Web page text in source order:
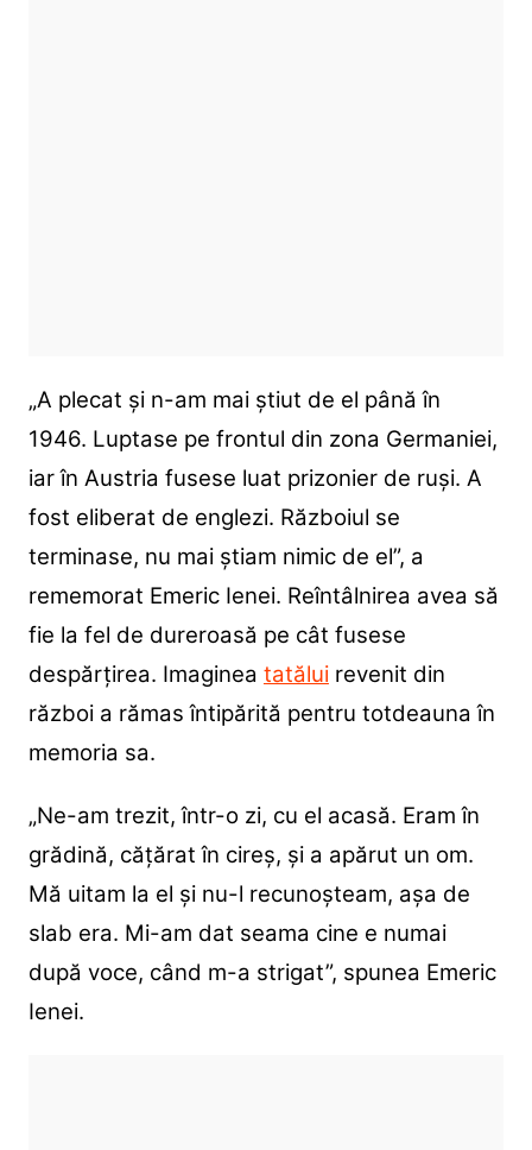
„A plecat şi n-am mai ştiut de el până în
1946. Luptase pe frontul din zona Germaniei,
iar în Austria fusese luat prizonier de ruşi. A
fost eliberat de englezi. Războiul se
terminase, nu mai ştiam nimic de el”, a
rememorat Emeric Ienei. Reîntâlnirea avea să
fie la fel de dureroasă pe cât fusese
despărțirea. Imaginea tatăluirevenit din
război a rămas întipărită pentru totdeauna în
memoria sa.
„Ne-am trezit, într-o zi, cu el acasă. Eram în
grădină, căţărat în cireş, şi a apărut un om.
Mă uitam la el şi nu-l recunoşteam, aşa de
slab era. Mi-am dat seama cine e numai
după voce, când m-a strigat”, spunea Emeric
Ienei.